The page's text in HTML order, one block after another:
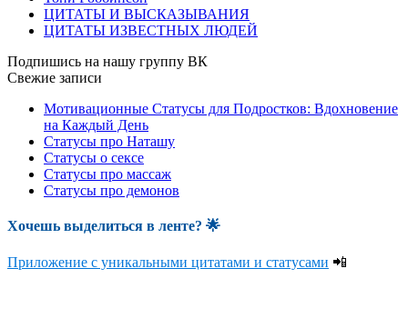
ЦИТАТЫ И ВЫСКАЗЫВАНИЯ
ЦИТАТЫ ИЗВЕСТНЫХ ЛЮДЕЙ
Подпишись на нашу группу ВК
Свежие записи
Мотивационные Статусы для Подростков: Вдохновение
на Каждый День
Статусы про Наташу
Статусы о сексе
Статусы про массаж
Статусы про демонов
Хочешь выделиться в ленте? 🌟
Приложение с уникальными цитатами и статусами 📲